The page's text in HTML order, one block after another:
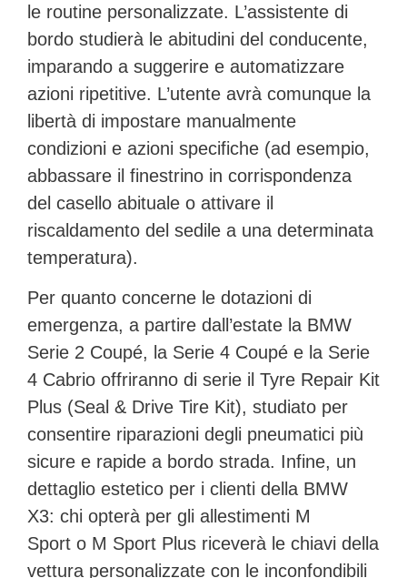
le routine personalizzate. L’assistente di
bordo studierà le abitudini del conducente,
imparando a suggerire e automatizzare
azioni ripetitive. L’utente avrà comunque la
libertà di impostare manualmente
condizioni e azioni specifiche (ad esempio,
abbassare il finestrino in corrispondenza
del casello abituale o attivare il
riscaldamento del sedile a una determinata
temperatura).
Per quanto concerne le dotazioni di
emergenza, a partire dall’estate la BMW
Serie 2 Coupé, la Serie 4 Coupé e la Serie
4 Cabrio offriranno di serie il Tyre Repair Kit
Plus (Seal & Drive Tire Kit), studiato per
consentire riparazioni degli pneumatici più
sicure e rapide a bordo strada. Infine, un
dettaglio estetico per i clienti della BMW
X3: chi opterà per gli allestimenti M
Sport o M Sport Plus riceverà le chiavi della
vettura personalizzate con le inconfondibili